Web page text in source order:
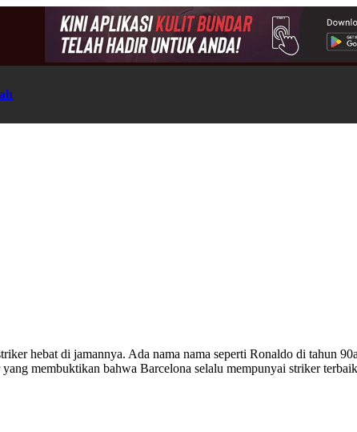
hebat di jamannya. Ada nama nama seperti Ronaldo di tahun
membuktikan bahwa Barcelona selalu mempunyai striker